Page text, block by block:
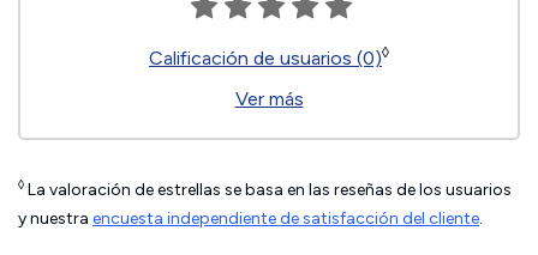
Calificación de usuarios (0)◊
Ver más
◊ La valoración de estrellas se basa en las reseñas de los usuarios
y nuestra encuesta independiente de satisfacción del cliente.